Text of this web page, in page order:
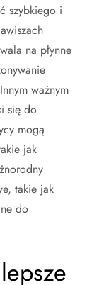
szybkiego i
na płynne
ważnym
się do
mogą
jak
takie jak
do